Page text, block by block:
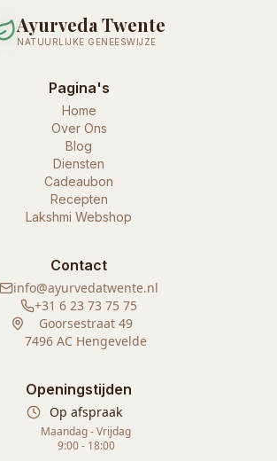
Ayurveda Twente
NATUURLIJKE GENEESWIJZE
Pagina's
Home
Over Ons
Blog
Diensten
Cadeaubon
Recepten
Lakshmi Webshop
Contact
info@ayurvedatwente.nl
+31 6 23 73 75 75
Goorsestraat 49
7496 AC Hengevelde
Openingstijden
Op afspraak
Maandag - Vrijdag
9:00 - 18:00